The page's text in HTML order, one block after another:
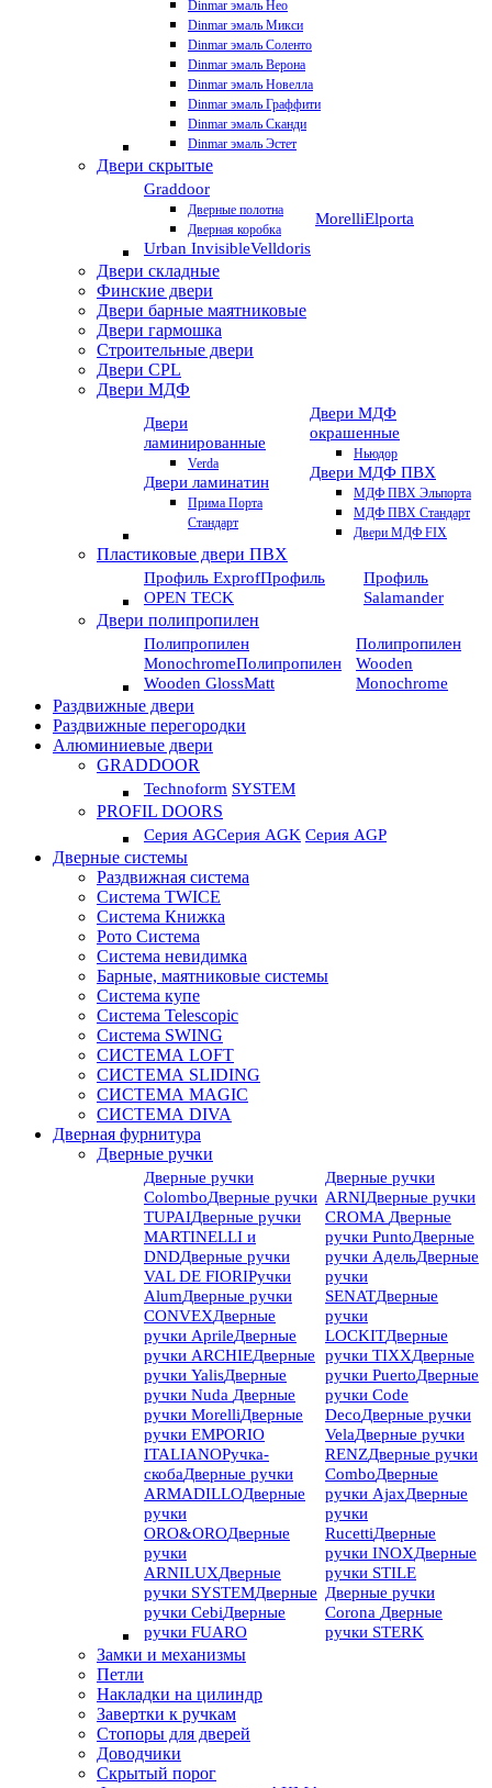
Dinmar эмаль Нео
Dinmar эмаль Микси
Dinmar эмаль Соленто
Dinmar эмаль Верона
Dinmar эмаль Новелла
Dinmar эмаль Граффити
Dinmar эмаль Сканди
Dinmar эмаль Эстет
Двери скрытые
Graddoor
Дверные полотна
Дверная коробка
Urban InvisibleVelldoris
MorelliElporta
Двери складные
Финские двери
Двери барные маятниковые
Двери гармошка
Строительные двери
Двери CРL
Двери МДФ
Двери
ламинированные
Verda
Двери ламинатин
Прима Порта
Стандарт
Двери МДФ
окрашенные
Ньюдор
Двери МДФ ПВХ
МДФ ПВХ Эльпорта
МДФ ПВХ Стандарт
Двери МДФ FIX
Пластиковые двери ПВХ
Профиль ExprofПрофиль
OPEN TECK
Профиль
Salamander
Двери полипропилен
Полипропилен
MonochromeПолипропилен
Wooden GlossMatt
Полипропилен
Wooden
Monochrome
Раздвижные двери
Раздвижные перегородки
Алюминиевые двери
GRADDOOR
Technoform SYSTEM
PROFIL DOORS
Серия AGСерия AGK Серия AGP
Дверные системы
Раздвижная система
Система TWICE
Система Книжка
Рото Система
Система невидимка
Барные, маятниковые системы
Система купе
Система Telescopic
Система SWING
СИСТЕМА LOFT
СИСТЕМА SLIDING
СИСТЕМА MAGIC
СИСТЕМА DIVA
Дверная фурнитура
Дверные ручки
Дверные ручки
ColomboДверные ручки
TUPAIДверные ручки
MARTINELLI и
DNDДверные ручки
VAL DE FIORIРучки
AlumДверные ручки
CONVEXДверные
ручки AprileДверные
ручки ARCHIEДверные
ручки YalisДверные
ручки Nuda Дверные
ручки MorelliДверные
ручки EMPORIO
ITALIANOРучка-
скобаДверные ручки
ARMADILLOДверные
ручки
ORO&OROДверные
ручки
ARNILUXДверные
ручки SYSTEMДверные
ручки CebiДверные
ручки FUARO
Дверные ручки
ARNIДверные ручки
CROMA Дверные
ручки PuntoДверные
ручки АдельДверные
ручки
SENATДверные
ручки
LOCKITДверные
ручки TIXXДверные
ручки PuertoДверные
ручки Code
DecoДверные ручки
VelaДверные ручки
RENZДверные ручки
ComboДверные
ручки AjaxДверные
ручки
RucettiДверные
ручки INOXДверные
ручки STILE
Дверные ручки
Corona Дверные
ручки STERK
Замки и механизмы
Петли
Накладки на цилиндр
Завертки к ручкам
Стопоры для дверей
Доводчики
Скрытый порог